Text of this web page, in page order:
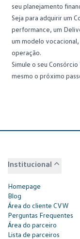
seu planejamento
Seja para adquirir um
performance, um
um modelo
operação.
Simule o seu
mesmo o próximo
Institucional
Homepage
Blog
Área do cliente CVW
Perguntas Frequentes
Área do parceiro
Lista de parceiros